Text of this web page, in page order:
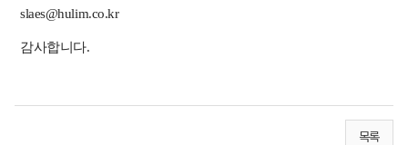
slaes@hulim.co.kr
감사합니다.
목록